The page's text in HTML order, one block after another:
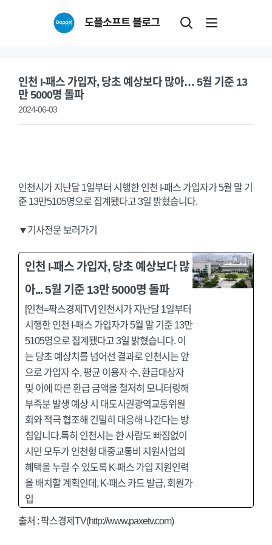
도플소프트 블로그
인천 I-패스 가입자, 당초 예상보다 많아… 5월 기준 13
만 5000명 돌파
2024-06-03
인천시가 지난달 1일부터 시행한 인천 I-패스 가입자가 5월 말 기
준 13만5105명으로 집계됐다고 3일 밝혔습니다.
▼기사전문 보러가기
인천 I-패스 가입자, 당초 예상보다 많
아... 5월 기준 13만 5000명 돌파
[인천=팍스경제TV] 인천시가 지난달 1일부터
시행한 인천 I-패스 가입자가 5월 말 기준 13만
5105명으로 집계됐다고 3일 밝혔습니다. 이
는 당초 예상치를 넘어선 결과로 인천시는 앞
으로 가입자 수, 평균 이용자 수, 환급대상자
및 이에 따른 환급 금액을 철저히 모니터링해
부족분 발생 예상 시 대도시권광역교통위원
회와 적극 협조해 긴밀히 대응해 나간다는 방
침입니다.특히 인천시는 한 사람도 빠짐없이
시민 모두가 인천형 대중교통비 지원사업의
혜택을 누릴 수 있도록 K-패스 가입 지원인력
을 배치할 계획인데, K-패스 카드 발급, 회원가
입
출처 : 팍스경제TV(http://www.paxetv.com)